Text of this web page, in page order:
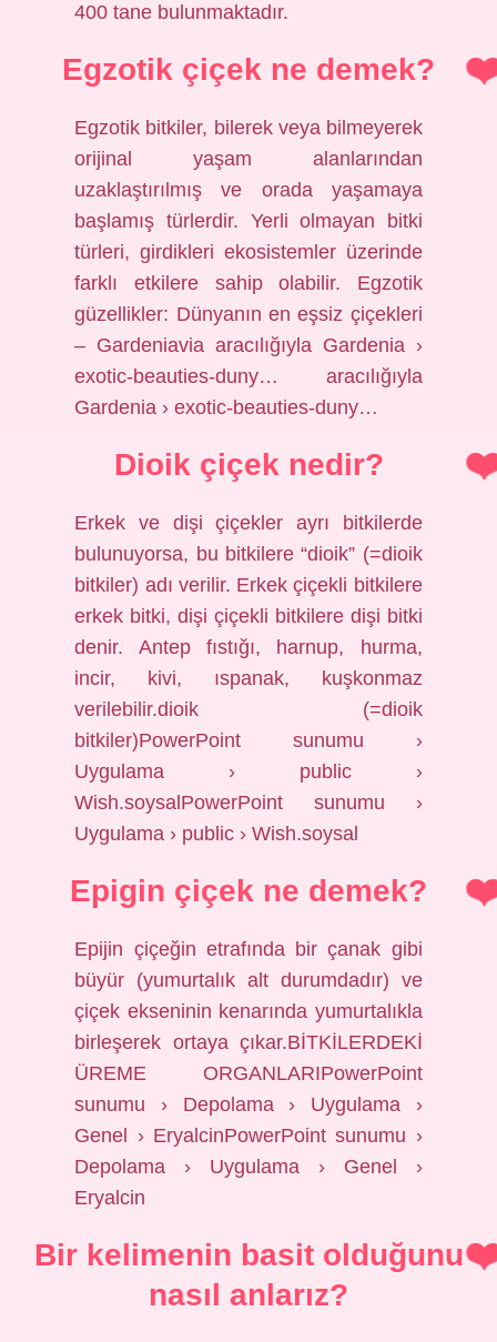
400 tane bulunmaktadır.
Egzotik çiçek ne demek?
Egzotik bitkiler, bilerek veya bilmeyerek
orijinal yaşam alanlarından
uzaklaştırılmış ve orada yaşamaya
başlamış türlerdir. Yerli olmayan bitki
türleri, girdikleri ekosistemler üzerinde
farklı etkilere sahip olabilir. Egzotik
güzellikler: Dünyanın en eşsiz çiçekleri
– Gardeniavia aracılığıyla Gardenia ›
exotic-beauties-duny… aracılığıyla
Gardenia › exotic-beauties-duny…
Dioik çiçek nedir?
Erkek ve dişi çiçekler ayrı bitkilerde
bulunuyorsa, bu bitkilere “dioik” (=dioik
bitkiler) adı verilir. Erkek çiçekli bitkilere
erkek bitki, dişi çiçekli bitkilere dişi bitki
denir. Antep fıstığı, harnup, hurma,
incir, kivi, ıspanak, kuşkonmaz
verilebilir.dioik (=dioik
bitkiler)PowerPoint sunumu ›
Uygulama › public ›
Wish.soysalPowerPoint sunumu ›
Uygulama › public › Wish.soysal
Epigin çiçek ne demek?
Epijin çiçeğin etrafında bir çanak gibi
büyür (yumurtalık alt durumdadır) ve
çiçek ekseninin kenarında yumurtalıkla
birleşerek ortaya çıkar.BİTKİLERDEKİ
ÜREME ORGANLARIPowerPoint
sunumu › Depolama › Uygulama ›
Genel › EryalcinPowerPoint sunumu ›
Depolama › Uygulama › Genel ›
Eryalcin
Bir kelimenin basit olduğunu
nasıl anlarız?